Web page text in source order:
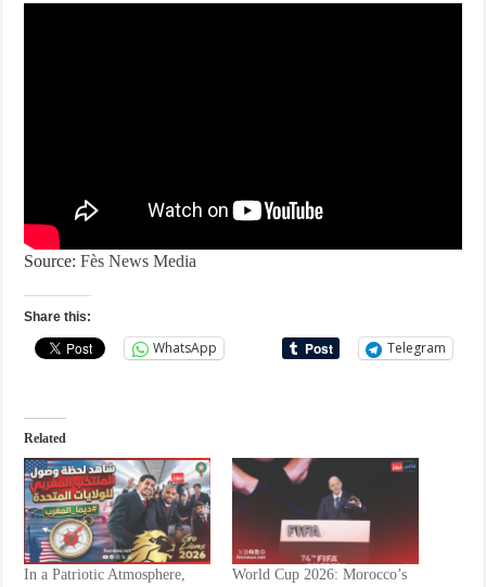
Source:Fès News Media
Share this:
WhatsApp Telegram
Related
In a Patriotic Atmosphere,
World Cup 2026: Morocco’s